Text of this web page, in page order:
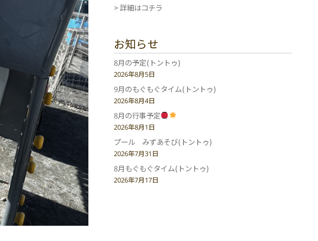
> 詳細はコチラ
お知らせ
8月の予定(トントゥ)
2026年8月5日
9月のもぐもぐタイム(トントゥ)
2026年8月4日
8月の行事予定
2026年8月1日
プール みずあそび(トントゥ)
2026年7月31日
8月もぐもぐタイム(トントゥ)
2026年7月17日